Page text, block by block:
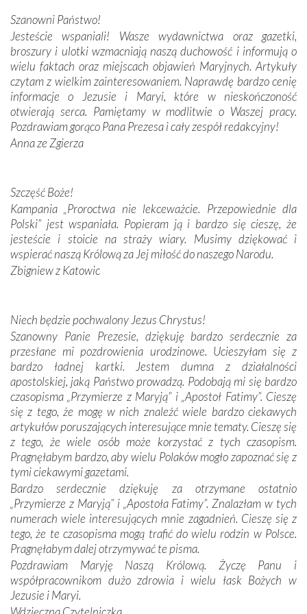
budowniczych.
Podążyliśmy też śladami fatimskich wizjonerów – Łucji
dos Santos oraz świętych Hiacynty i Franciszka Marto.
Modliliśmy się przy ich grobach. Odprawiliśmy Drogę
Krzyżową w ich rodzinnych stronach, odwiedziliśmy
domy, w których żyli.
W miejscu objawień Matki Bożej zapaliliśmy świece
Podczas tej kilkudniowej wyprawy na każdym kroku
spotykaliśmy się z serdeczną otwartością
Portugalczyków. Podziwialiśmy ich ludową sztukę i
zwyczaje. Mimo że nasze kraje są od siebie bardzo
oddalone, w żaden sposób nie czuliśmy się obco.
Sprawiła to oczywiście sama Matka Boża, ale też
kulturowa bliskość biorąca swój początek w naszej
mieliśmy okazję przekonać się, że Maryja swoją opieką
otacza nie tylko nasz naród, lecz wszystkie nacje, które
się Jej ufnie oddają, a także każdą osobę, która zawierza
Jej siebie oraz swych bliskich.
Dzieje Portugalii to również historia wierności Bogu i
odstępstw, także w życiu władców. Trudne momenty w
wymiarze tak osobistym, jak i zbiorowym, przypominają o
konieczności ciągłego zabiegania o własną duszę i o łaskę
Opatrzności. Wierność przynosi pomyślność –
przynajmniej w życiu duchowym. Odstępstwo owocuje
nieszczęściem i śmiercią. Te uniwersalne prawdy
przychodziły na myśl, gdy słuchaliśmy opowieści
przewodników o portugalskich monarchach i wodzach,
zwycięskich bitwach i nieszczęśliwych losach grzesznych
kochanków.
Byli tym razem pośród Apostołów Fatimy reprezentanci
każdego spośród żyjących pokoleń. Najmłodszy uczestnik
Szanowni Państwo!
Jesteście wspaniali! Wasze wydawnictwa oraz gazetki,
broszury i ulotki wzmacniają naszą duchowość i informują o
wielu faktach oraz miejscach objawień Maryjnych. Artykuły
czytam z wielkim zainteresowaniem. Naprawdę bardzo cenię
informacje o Jezusie i Maryi, które w nieskończoność
otwierają serca. Pamiętamy w modlitwie o Waszej pracy.
Pozdrawiam gorąco Pana Prezesa i cały zespół redakcyjny!
Anna ze Zgierza
Szczęść Boże!
Kampania „Proroctwa nie lekceważcie. Przepowiednie dla
Polski” jest wspaniała. Popieram ją i bardzo się cieszę, że
jesteście i stoicie na straży wiary. Musimy dziękować i
wspierać naszą Królową za Jej miłość do naszego Narodu.
Zbigniew z Katowic
Niech będzie pochwalony Jezus Chrystus!
Szanowny Panie Prezesie, dziękuję bardzo serdecznie za
przesłane mi pozdrowienia urodzinowe. Ucieszyłam się z
bardzo ładnej kartki. Jestem dumna z działalności
apostolskiej, jaką Państwo prowadzą. Podobają mi się bardzo
czasopisma „Przymierze z Maryją” i „Apostoł Fatimy”. Cieszę
się z tego, że mogę w nich znaleźć wiele bardzo ciekawych
artykułów poruszających interesujące mnie tematy. Cieszę się
z tego, że wiele osób może korzystać z tych czasopism.
Pragnęłabym bardzo, aby wielu Polaków mogło zapoznać się z
tymi ciekawymi gazetami.
Bardzo serdecznie dziękuję za otrzymane ostatnio
„Przymierze z Maryją” i „Apostoła Fatimy”. Znalazłam w tych
numerach wiele interesujących mnie zagadnień. Cieszę się z
tego, że te czasopisma mogą trafić do wielu rodzin w Polsce.
Pragnęłabym dalej otrzymywać te pisma.
Pozdrawiam Maryję Naszą Królową. Życzę Panu i
współpracownikom dużo zdrowia i wielu łask Bożych w
Jezusie i Maryi.